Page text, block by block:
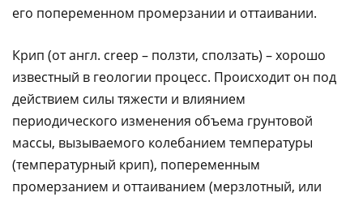
его попеременном промерзании и оттаивании.
Крип (от англ. creep – ползти, сползать) – хорошо
известный в геологии процесс. Происходит он под
действием силы тяжести и влиянием
периодического изменения объема грунтовой
массы, вызываемого колебанием температуры
(температурный крип), попеременным
промерзанием и оттаиванием (мерзлотный, или